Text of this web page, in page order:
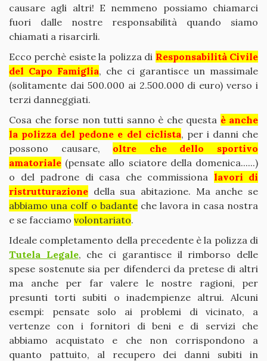
causare agli altri! E nemmeno possiamo chiamarci
fuori dalle nostre responsabilità quando siamo
chiamati a risarcirli.
Ecco perchè esiste la polizza di Responsabilità Civile
del Capo Famiglia, che ci garantisce un massimale
(solitamente dai 500.000 ai 2.500.000 di euro) verso i
terzi danneggiati.
Cosa che forse non tutti sanno è che questa è anche
la polizza del pedone e del ciclista, per i danni che
possono causare, oltre che
dello sportivo
amatoriale (pensate allo sciatore della domenica......)
o del padrone di casa che commissiona lavori di
ristrutturazione della sua abitazione. Ma anche se
abbiamo una colf o badanteche lavora in casa nostra
e se facciamo volontariato.
Ideale completamento della precedente è la polizza di
Tutela Legale, che ci garantisce il rimborso delle
spese sostenute sia per difenderci da pretese di altri
ma anche per far valere le nostre ragioni, per
presunti torti subiti o inadempienze altrui. Alcuni
esempi: pensate solo ai problemi di vicinato, a
vertenze con i fornitori di beni e di servizi che
abbiamo acquistato e che non corrispondono a
quanto pattuito, al recupero dei danni subiti in